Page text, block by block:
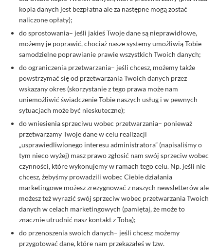
kopia danych jest bezpłatna ale za następne mogą zostać
naliczone opłaty);
do sprostowania– jeśli jakieś Twoje dane są nieprawidłowe,
możemy je poprawić, chociaż nasze systemy umożliwią Tobie
samodzielne poprawianie prawie wszystkich Twoich danych;
do ograniczenia przetwarzania– jeśli chcesz, możemy także
powstrzymać się od przetwarzania Twoich danych przez
wskazany okres (skorzystanie z tego prawa może nam
uniemożliwić świadczenie Tobie naszych usług i w pewnych
sytuacjach może być nieskuteczne);
do wniesienia sprzeciwu wobec przetwarzania– ponieważ
przetwarzamy Twoje dane w celu realizacji
„usprawiedliwionego interesu administratora” (napisaliśmy o
tym nieco wyżej) masz prawo zgłosić nam swój sprzeciw wobec
czynności, które wykonujemy w ramach tego celu. Np. jeśli nie
chcesz, żebyśmy prowadzili wobec Ciebie działania
marketingowe możesz zrezygnować z naszych newsletterów ale
możesz też wyrazić swój sprzeciw wobec przetwarzania Twoich
danych w celach marketingowych (pamiętaj, że może to
znacznie utrudnić nasz kontakt z Tobą);
do przenoszenia swoich danych– jeśli chcesz możemy
przygotować dane, które nam przekazałeś w tzw.